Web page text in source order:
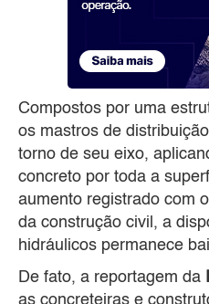
Compostos por uma
os mastros de
torno de seu eixo,
concreto por toda a
aumento registrado com
da construção civil, a
hidráulicos permanece
De fato, a reportagem da
as concreteiras e